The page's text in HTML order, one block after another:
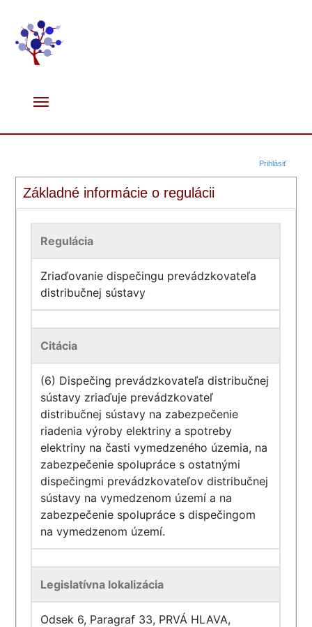
Prihlásiť
Základné informácie o regulácii
Regulácia
Zriaďovanie dispečingu prevádzkovateľa
distribučnej sústavy
Citácia
(6) Dispečing prevádzkovateľa distribučnej
sústavy zriaďuje prevádzkovateľ
distribučnej sústavy na zabezpečenie
riadenia výroby elektriny a spotreby
elektriny na časti vymedzeného územia, na
zabezpečenie spolupráce s ostatnými
dispečingmi prevádzkovateľov distribučnej
sústavy na vymedzenom území a na
zabezpečenie spolupráce s dispečingom
na vymedzenom území.
Legislatívna lokalizácia
Odsek 6, Paragraf 33, PRVÁ HLAVA,